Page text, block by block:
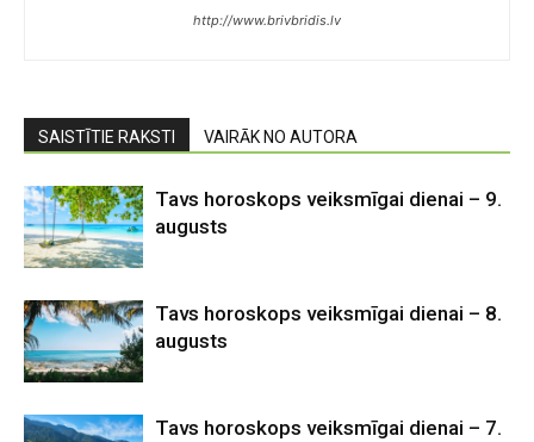
http://www.brivbridis.lv
SAISTĪTIE RAKSTI VAIRĀK NO AUTORA
Tavs horoskops veiksmīgai dienai – 9.
augusts
Tavs horoskops veiksmīgai dienai – 8.
augusts
Tavs horoskops veiksmīgai dienai – 7.